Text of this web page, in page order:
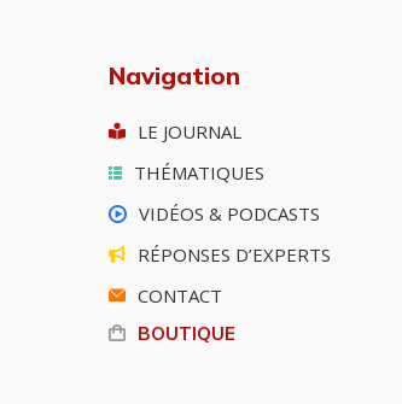
Navigation
LE JOURNAL
THÉMATIQUES
VIDÉOS & PODCASTS
RÉPONSES D’EXPERTS
CONTACT
BOUTIQUE